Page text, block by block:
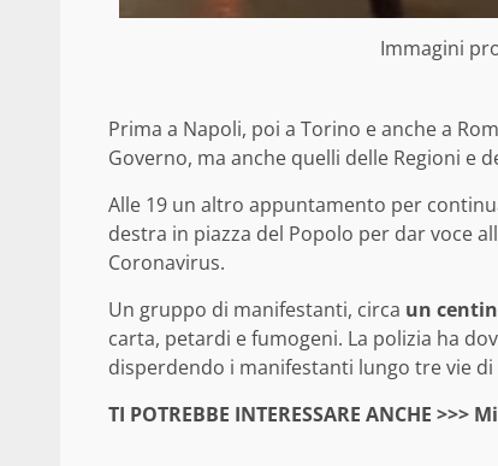
Immagini
Prima a Napoli, poi a Torino e anche a
Governo, ma anche quelli delle Regioni e
Alle 19 un altro appuntamento per
destra in piazza del Popolo per dar voce
Coronavirus.
Un gruppo di manifestanti, circa un
carta, petardi e fumogeni. La polizia ha
disperdendo i manifestanti lungo tre vie di
TI POTREBBE INTERESSARE ANCHE >>>